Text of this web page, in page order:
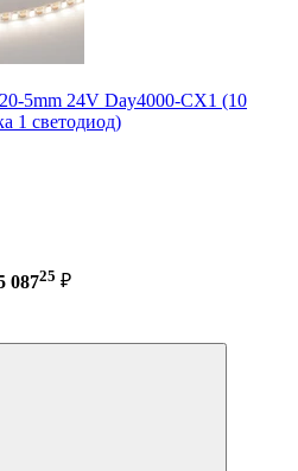
5mm 24V Day4000-CX1 (10
1 светодиод)
08725 ₽